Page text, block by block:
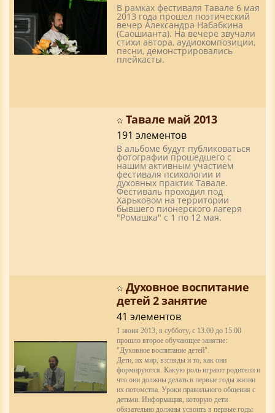
В рамках фестиваля Тавале 6 мая
2013 года прошел поэтический
вечер Александра Набабкина
(Саошианта). На вечере звучали
стихи автора, аудиокомпозиции,
песни, демонстрировались
плейкасты.
Тавале май 2013
191 элементов
В альбоме будут публиковаться
фотографии прошедшего с
нашим активным участием
фестиваля психологии и
духовных практик Тавале.
Фестиваль проходил под
Харьковом на территории
бывшего пионерского лагеря
"Ромашка" с 1 по 12 мая.
Духовное воспитание
детей 2 занятие
41 элементов
1 июня 2013, в субботу, с 13.00 до 15.00
прошло второе обучающее занятие:
"Духовное воспитание детей".
Дети, их мир, взгляды и то, как они
формируются. Какую роль играют родители и
что они должны делать в первые годы жизни
их потомства. Уроки правильного общения с
детьми. Информация, которую дети
обязательно должны усвоить в первые годы